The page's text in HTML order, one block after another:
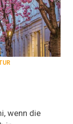
wenn die